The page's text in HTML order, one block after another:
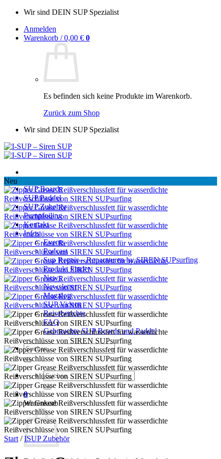
Zum
springen
Wir sind DEIN SUP Spezialist
Anmelden
Warenkorb /0,00 € 0
Es befinden sich keine Produkte im Warenkorb.
Zurück zum Shop
Wir sind DEIN SUP Spezialist
SUP Boards
SUP Paddel
SUP Zubehör
Pumpfoiling
Kontakt
Infos
Events
Podcast
Sup Repair – Reparaturen by SIREN SUPsurfing
Produkt Finder
News
Newsletter
Magalog
SUP Videos
Reiseberichte
FAQ
Gebrauchte SUP Boards und Paddel
Suchen
nach:
Suchen
nach:
0
Warenkorb
Neu
Start / ISUP Zubehör